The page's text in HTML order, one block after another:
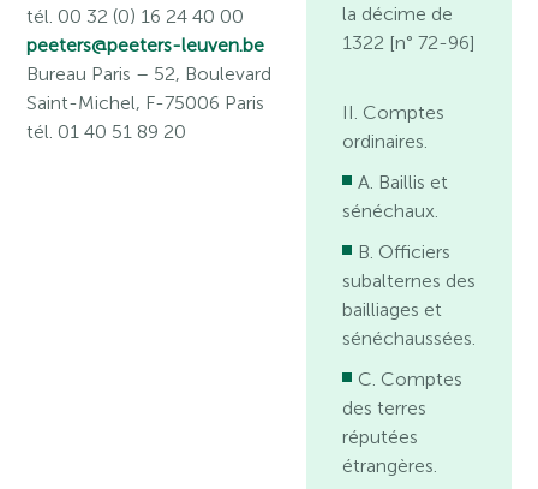
tél. 00 32 (0) 16 24 40 00
peeters@peeters-leuven.be
Bureau Paris – 52, Boulevard
Saint-Michel, F-75006 Paris
tél. 01 40 51 89 20
la décime de
1322 [n° 72-96]
II. Comptes
ordinaires.
A. Baillis et
sénéchaux.
B. Officiers
subalternes des
bailliages et
sénéchaussées.
C. Comptes
des terres
réputées
étrangères.